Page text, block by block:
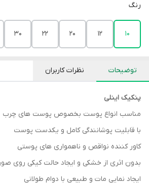
رنگ
10
12
20
22
30
توضیحات نظرات کاربران
پنکیک اینلی
مناسب انواع پوست بخصوص پوست های چرب
با قابلیت پوشانندگی کامل و یکدست پوست
کاور کننده نواقص و ناهمواری های پوستی
بدون اثری از خشکی و ایجاد حالت کیکی روی
ایجاد نمایی مات و طبیعی با دوام طولانی